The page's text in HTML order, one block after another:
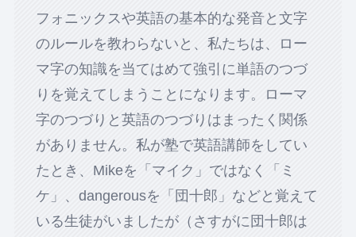
フォニックスや英語の基本的な発音と文字
のルールを教わらないと、私たちは、ロー
マ字の知識を当てはめて強引に単語のつづ
りを覚えてしまうことになります。ローマ
字のつづりと英語のつづりはまったく関係
がありません。私が塾で英語講師をしてい
たとき、Mikeを「マイク」ではなく「ミ
ケ」、dangerousを「団十郎」などと覚えて
いる生徒がいましたが（さすがに団十郎は